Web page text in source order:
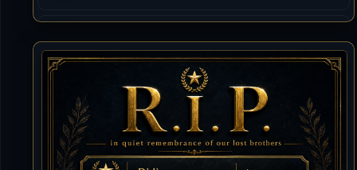
Letzte Aktivität:
27. Dez 2023, 22:48
DieWildeHilde
10.07.2026 / 12:48
Happy Birthday Chickpea
DieWildeHilde